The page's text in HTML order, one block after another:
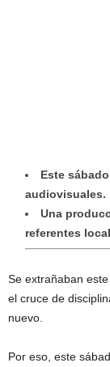
Este
audiovisuales.
Una
referentes
Se extrañaban
el cruce de
nuevo.
Por eso, este